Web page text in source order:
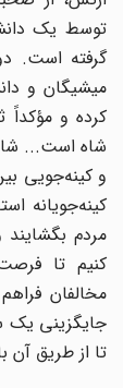
توسط یک
گرفته است.
میشیگان و
کرده و مؤکداً
شاه است...
و کینه‌جویی
کینه‌جویانه
مردم بگشایند
کنیم تا
مخالفان
جایگزینی یک
تا از طریق آن